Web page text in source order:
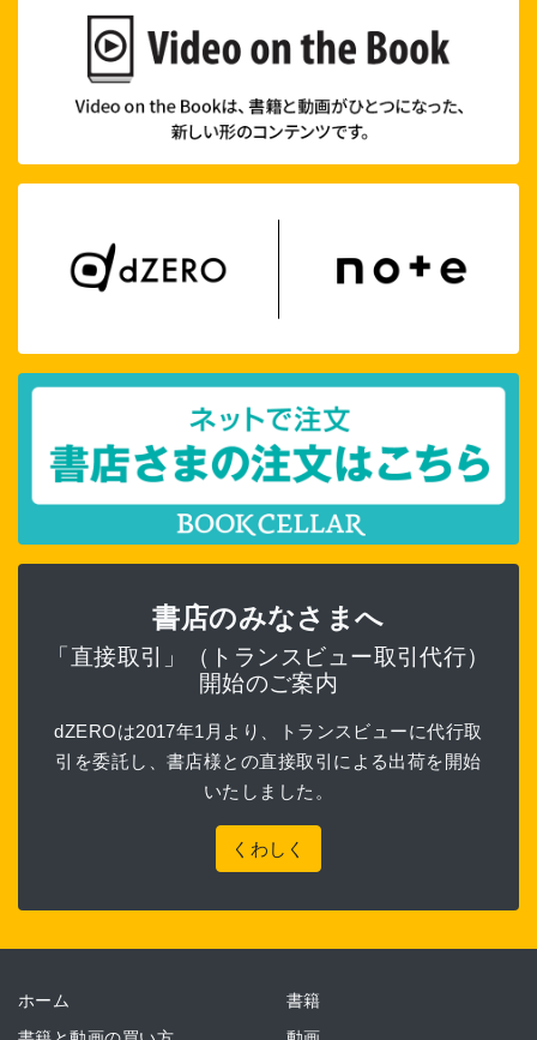
書店のみなさまへ
「直接取引」（トランスビュー取引代行）
開始のご案内
dZEROは2017年1月より、トランスビューに代行取
引を委託し、書店様との直接取引による出荷を開始
いたしました。
くわしく
ホーム
書籍